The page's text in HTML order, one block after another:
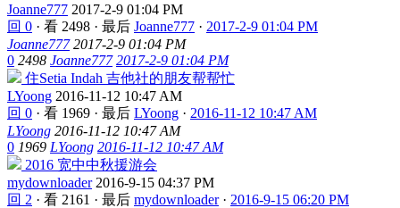
Joanne777 2017-2-9 01:04 PM
回 0 · 看 2498 · 最后 Joanne777 · 2017-2-9 01:04 PM
Joanne777 2017-2-9 01:04 PM
0 2498 Joanne777 2017-2-9 01:04 PM
住Setia Indah 吉他社的朋友帮帮忙
LYoong 2016-11-12 10:47 AM
回 0 · 看 1969 · 最后 LYoong · 2016-11-12 10:47 AM
LYoong 2016-11-12 10:47 AM
0 1969 LYoong 2016-11-12 10:47 AM
2016 宽中中秋援游会
mydownloader 2016-9-15 04:37 PM
回 2 · 看 2161 · 最后 mydownloader· 2016-9-15 06:20 PM